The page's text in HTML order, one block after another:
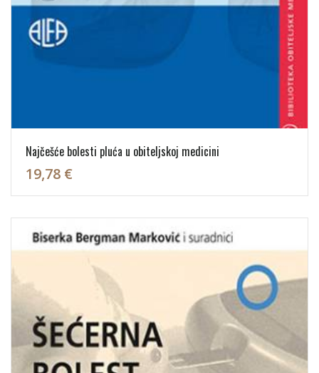
Najčešće bolesti pluća u obiteljskoj medicini
19,78 €